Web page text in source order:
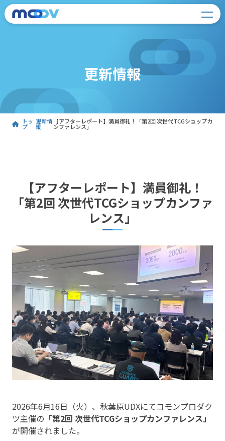
更新情報
トッ
プ
更新情
報
【アフターレポート】満員御礼！「第2回 次世代TCGショップカ
ンファレンス」
【アフターレポート】満員御礼！
「第2回 次世代TCGショップカンファ
レンス」
2026年6月16日（火）、秋葉原UDXにてコモンプロダク
ツ主催の 「第2回 次世代TCGショップカンファレンス」
が開催されました。